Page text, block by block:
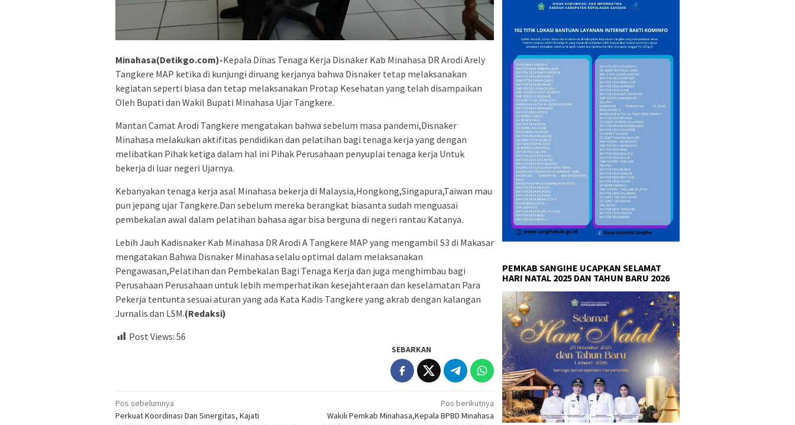
Minahasa(Detikgo.com)-Kepala Dinas Tenaga Kerja Disnaker Kab Minahasa DR Arodi Arely
Tangkere MAP ketika di kunjungi diruang kerjanya bahwa Disnaker tetap melaksanakan
kegiatan seperti biasa dan tetap melaksanakan Protap Kesehatan yang telah disampaikan
Oleh Bupati dan Wakil Bupati Minahasa Ujar Tangkere.
Mantan Camat Arodi Tangkere mengatakan bahwa sebelum masa pandemi,Disnaker
Minahasa melakukan aktifitas pendidikan dan pelatihan bagi tenaga kerja yang dengan
melibatkan Pihak ketiga dalam hal ini Pihak Perusahaan penyuplai tenaga kerja Untuk
bekerja di luar negeri Ujarnya.
Kebanyakan tenaga kerja asal Minahasa bekerja di Malaysia,Hongkong,Singapura,Taiwan mau
pun jepang ujar Tangkere.Dan sebelum mereka berangkat biasanta sudah menguasai
pembekalan awal dalam pelatihan bahasa agar bisa berguna di negeri rantau Katanya.
Lebih Jauh Kadisnaker Kab Minahasa DR Arodi A Tangkere MAP yang mengambil S3 di Makasar
mengatakan Bahwa Disnaker Minahasa selalu optimal dalam melaksanakan
Pengawasan,Pelatihan dan Pembekalan Bagi Tenaga Kerja dan juga menghimbau bagi
Perusahaan Perusahaan untuk lebih memperhatikan kesejahteraan dan keselamatan Para
Pekerja tentunta sesuai aturan yang ada Kata Kadis Tangkere yang akrab dengan kalangan
Jurnalis dan LSM.(Redaksi)
Post Views: 56
SEBARKAN
Navigasi
Pos sebelumnya
Perkuat Koordinasi Dan Sinergitas, Kajati
Pos berikutnya
Wakili Pemkab Minahasa,Kepala BPBD Minahasa
PEMKAB SANGIHE UCAPKAN SELAMAT
HARI NATAL 2025 DAN TAHUN BARU 2026